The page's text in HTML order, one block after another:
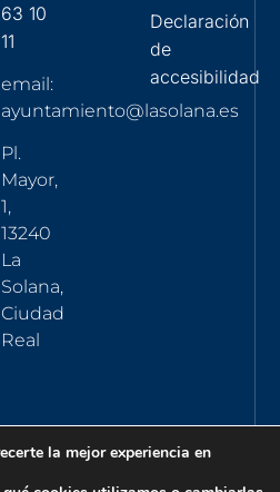
63 10
11
email:
ayuntamiento@lasolana.es
Pl.
Mayor,
1,
13240
La
Solana,
Ciudad
Real
Declaración
de
accesibilidad
la mejor experiencia en